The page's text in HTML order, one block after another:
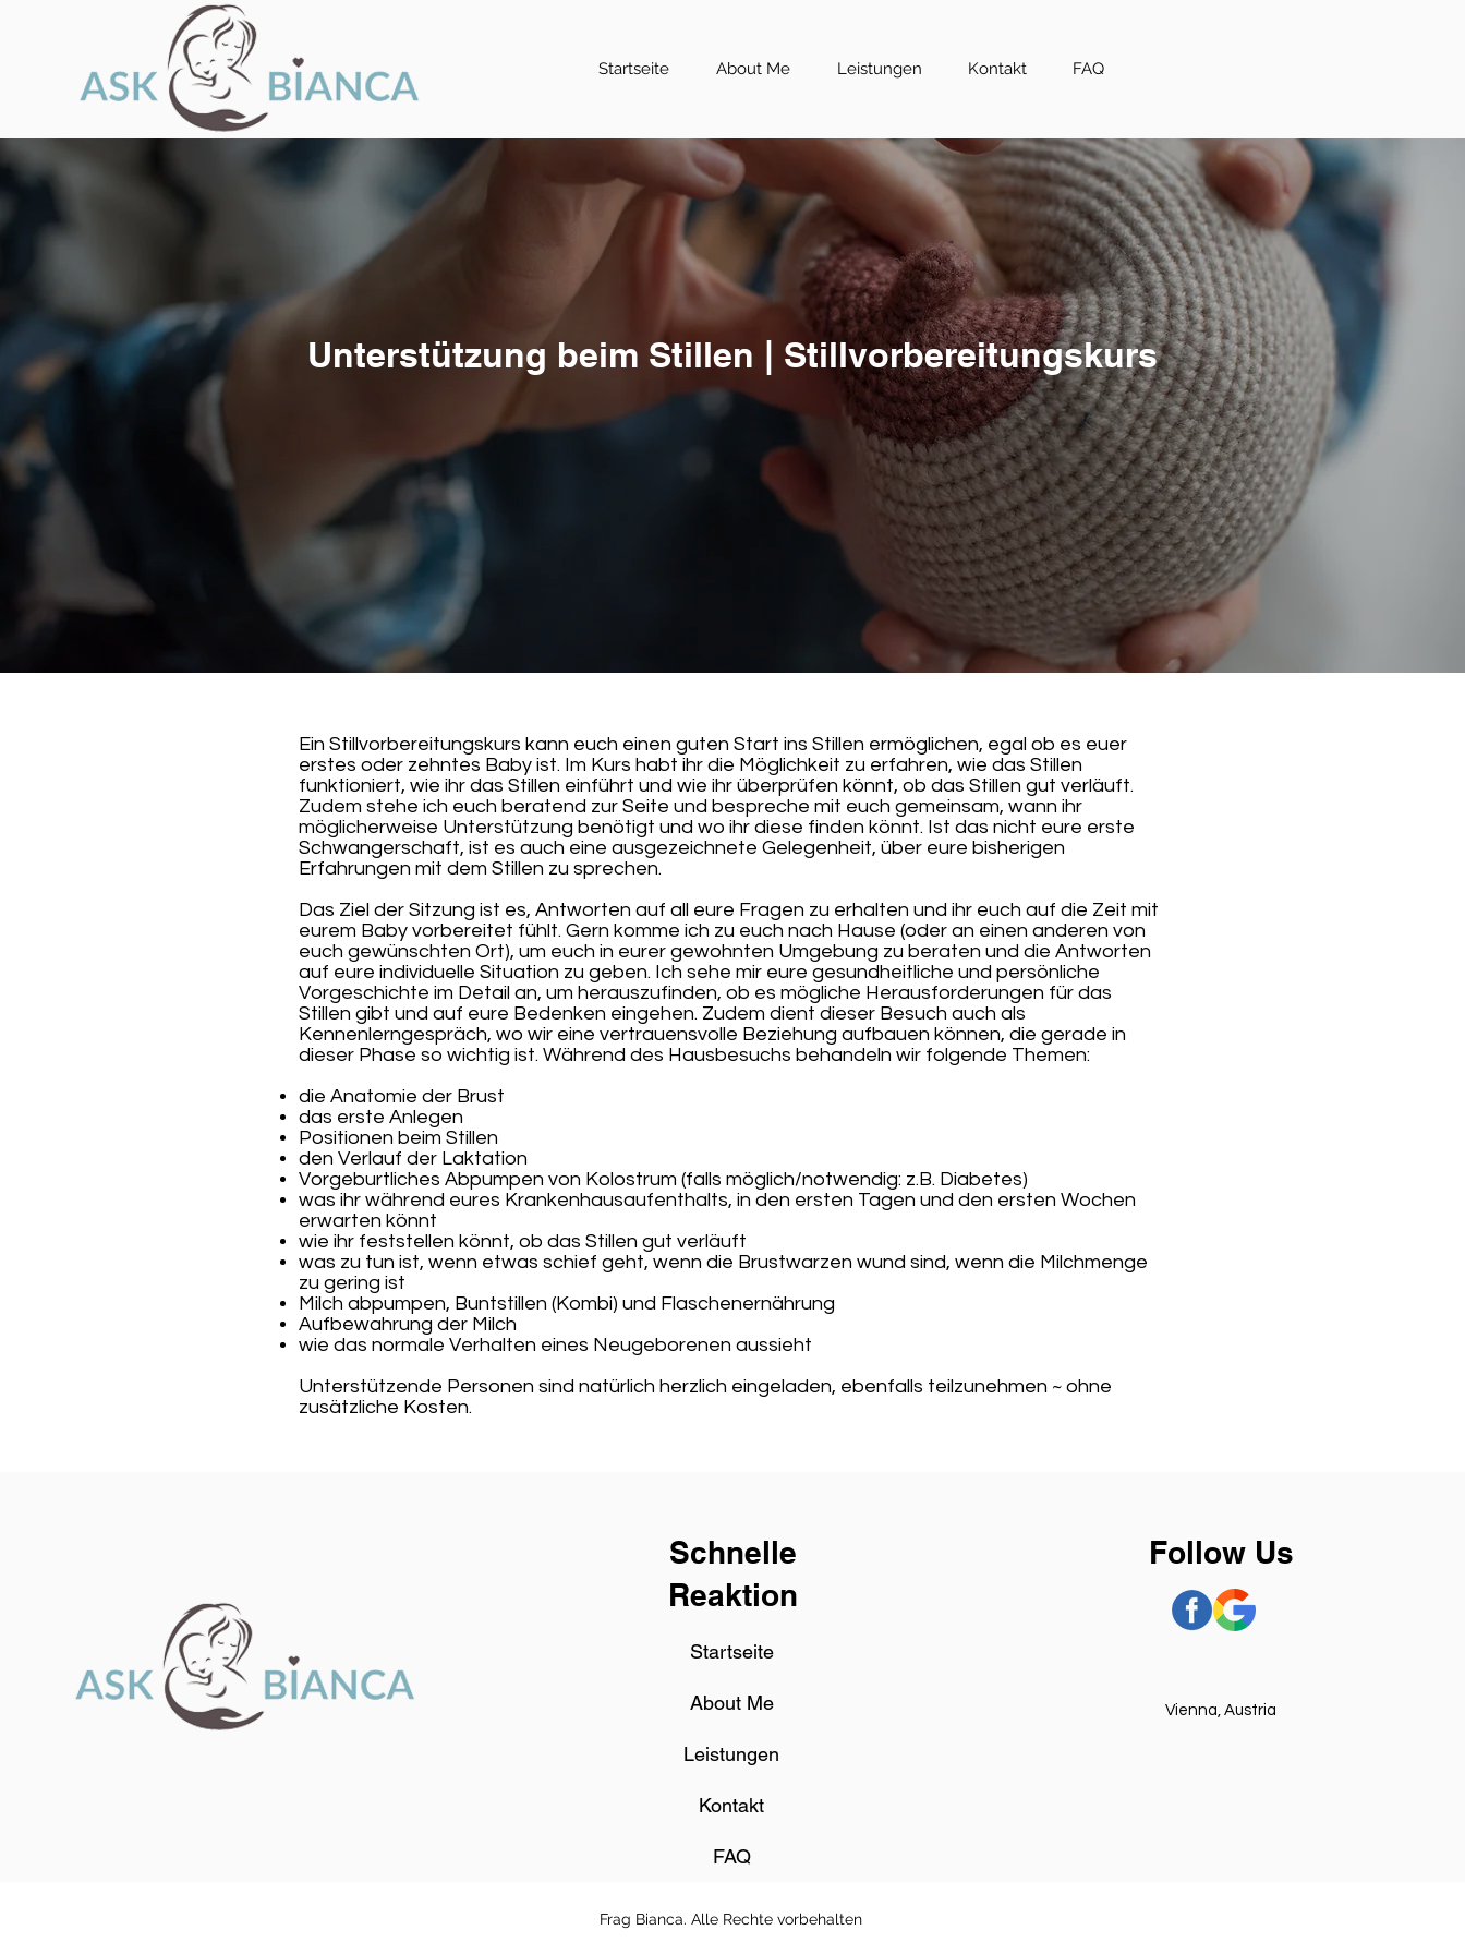
Startseite About Me Leistungen Kontakt FAQ
Unterstützung beim Stillen | Stillvorbereitungskurs
Ein Stillvorbereitungskurs kann euch einen guten Start ins Stillen ermöglichen, egal ob es euer
erstes oder zehntes Baby ist. Im Kurs habt ihr die Möglichkeit zu erfahren, wie das Stillen
funktioniert, wie ihr das Stillen einführt und wie ihr überprüfen könnt, ob das Stillen gut verläuft.
Zudem stehe ich euch beratend zur Seite und bespreche mit euch gemeinsam, wann ihr
möglicherweise Unterstützung benötigt und wo ihr diese finden könnt. Ist das nicht eure erste
Schwangerschaft, ist es auch eine ausgezeichnete Gelegenheit, über eure bisherigen
Erfahrungen mit dem Stillen zu sprechen.
Das Ziel der Sitzung ist es, Antworten auf all eure Fragen zu erhalten und ihr euch auf die Zeit mit
eurem Baby vorbereitet fühlt. Gern komme ich zu euch nach Hause (oder an einen anderen von
euch gewünschten Ort), um euch in eurer gewohnten Umgebung zu beraten und die Antworten
auf eure individuelle Situation zu geben. Ich sehe mir eure gesundheitliche und persönliche
Vorgeschichte im Detail an, um herauszufinden, ob es mögliche Herausforderungen für das
Stillen gibt und auf eure Bedenken eingehen. Zudem dient dieser Besuch auch als
Kennenlerngespräch, wo wir eine vertrauensvolle Beziehung aufbauen können, die gerade in
dieser Phase so wichtig ist. Während des Hausbesuchs behandeln wir folgende Themen:
die Anatomie der Brust
das erste Anlegen
Positionen beim Stillen
den Verlauf der Laktation
Vorgeburtliches Abpumpen von Kolostrum (falls möglich/notwendig: z.B. Diabetes)
was ihr während eures Krankenhausaufenthalts, in den ersten Tagen und den ersten Wochen
erwarten könnt
wie ihr feststellen könnt, ob das Stillen gut verläuft
was zu tun ist, wenn etwas schief geht, wenn die Brustwarzen wund sind, wenn die Milchmenge
zu gering ist
Milch abpumpen, Buntstillen (Kombi) und Flaschenernährung
Aufbewahrung der Milch
wie das normale Verhalten eines Neugeborenen aussieht
Unterstützende Personen sind natürlich herzlich eingeladen, ebenfalls teilzunehmen ~ ohne
zusätzliche Kosten.
Schnelle
Reaktion
Startseite
About Me
Leistungen
Kontakt
FAQ
Follow Us
Vienna, Austria
Frag Bianca. Alle Rechte vorbehalten